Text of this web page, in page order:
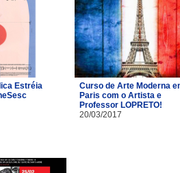
Estréia
Curso de Arte Moderna
Paris com o Artista e
Professor LOPRETO!
20/03/2017